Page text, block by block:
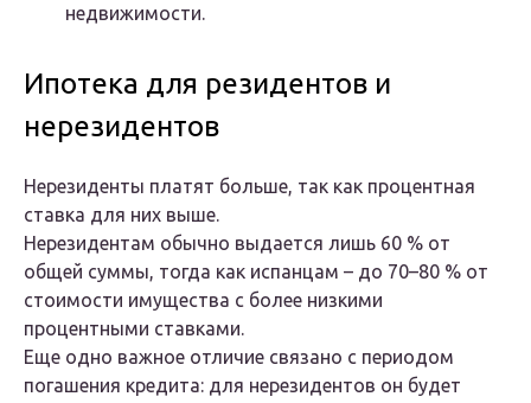
недвижимости.
Ипотека для резидентов и
нерезидентов
Нерезиденты платят больше, так как процентная
ставка для них выше.
Нерезидентам обычно выдается лишь 60 % от
общей суммы, тогда как испанцам – до 70–80 % от
стоимости имущества с более низкими
процентными ставками.
Еще одно важное отличие связано с периодом
погашения кредита: для нерезидентов он будет